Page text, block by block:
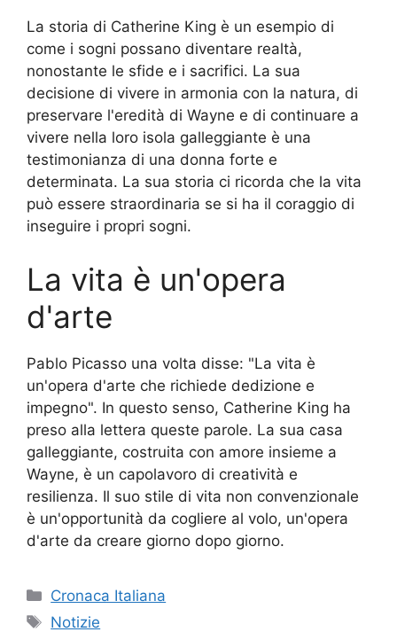
La storia di Catherine King è un esempio di
come i sogni possano diventare realtà,
nonostante le sfide e i sacrifici. La sua
decisione di vivere in armonia con la natura, di
preservare l'eredità di Wayne e di continuare a
vivere nella loro isola galleggiante è una
testimonianza di una donna forte e
determinata. La sua storia ci ricorda che la vita
può essere straordinaria se si ha il coraggio di
inseguire i propri sogni.
La vita è un'opera
d'arte
Pablo Picasso una volta disse: "La vita è
un'opera d'arte che richiede dedizione e
impegno". In questo senso, Catherine King ha
preso alla lettera queste parole. La sua casa
galleggiante, costruita con amore insieme a
Wayne, è un capolavoro di creatività e
resilienza. Il suo stile di vita non convenzionale
è un'opportunità da cogliere al volo, un'opera
d'arte da creare giorno dopo giorno.
Categorie
Cronaca Italiana
Tag
Notizie